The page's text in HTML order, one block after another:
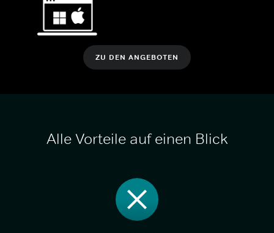
ZU DEN ANGEBOTEN
Alle Vorteile auf einen Blick